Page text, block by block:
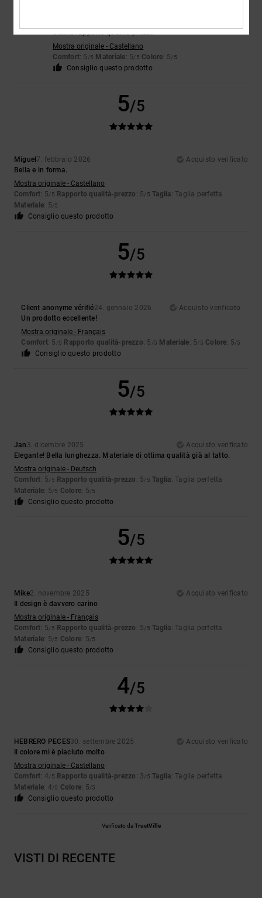
ottimo rapporto qualità-prezzo
Mostra originale - Castellano
Comfort: 5 /5 Materiale: 5/5 Colore: 5/5
Consiglio questo prodotto
5/5
Miguel 7. febbraio 2026
Acquisto verificato
Bella e in forma.
Mostra originale - Castellano
Comfort: 5/5 Rapporto qualità-prezzo : 5/5 Taglia: Taglia perfetta
Materiale: 5/5
Consiglio questo prodotto
5/5
Client anonyme vérifié24. gennaio 2026
Acquisto verificato
Un prodotto eccellente!
Mostra originale - Français
Comfort: 5 /5 Rapporto qualità-prezzo: 5 /5 Materiale: 5/5 Colore: 5/5
Consiglio questo prodotto
5/5
Jan 3. dicembre 2025
Acquisto verificato
Elegante! Bella lunghezza. Materiale di ottima qualità già al tatto.
Mostra originale - Deutsch
Comfort: 5/5 Rapporto qualità-prezzo : 5/5 Taglia: Taglia perfetta
Materiale: 5/5 Colore: 5/5
Consiglio questo prodotto
5/5
Mike2. novembre 2025
Acquisto verificato
Il design è davvero carino
Mostra originale - Français
Comfort: 5/5 Rapporto qualità-prezzo : 5/5 Taglia: Taglia perfetta
Materiale: 5/5 Colore: 5/5
Consiglio questo prodotto
4/5
HEBRERO PECES30. settembre 2025
Acquisto verificato
Il colore mi è piaciuto molto
Mostra originale - Castellano
Comfort: 4/5 Rapporto qualità-prezzo : 3/5 Taglia: Taglia perfetta
Materiale: 4/5 Colore: 5/5
Consiglio questo prodotto
Verificato daTrustVille
VISTI DI RECENTE